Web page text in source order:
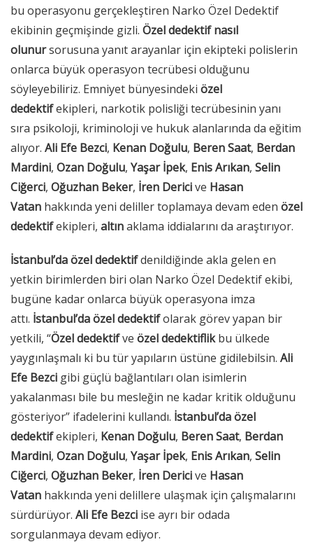
bu operasyonu gerçekleştiren Narko Özel Dedektif
ekibinin geçmişinde gizli. Özel dedektif nasıl
olunursorusuna yanıt arayanlar için ekipteki polislerin
onlarca büyük operasyon tecrübesi olduğunu
söyleyebiliriz. Emniyet bünyesindeki özel
dedektifekipleri, narkotik polisliği tecrübesinin yanı
sıra psikoloji, kriminoloji ve hukuk alanlarında da eğitim
alıyor. Ali Efe Bezci, Kenan Doğulu, Beren Saat, Berdan
Mardini, Ozan Doğulu, Yaşar İpek, Enis Arıkan, Selin
Ciğerci, Oğuzhan Beker, İren Dericive Hasan
Vatan hakkında yeni deliller toplamaya devam eden özel
dedektifekipleri, altınaklama iddialarını da araştırıyor.
İstanbul’da özel dedektifdenildiğinde akla gelen en
yetkin birimlerden biri olan Narko Özel Dedektif ekibi,
bugüne kadar onlarca büyük operasyona imza
attı. İstanbul’da özel dedektifolarak görev yapan bir
yetkili, “Özel dedektifve özel dedektiflikbu ülkede
yaygınlaşmalı ki bu tür yapıların üstüne gidilebilsin. Ali
Efe Bezci gibi güçlü bağlantıları olan isimlerin
yakalanması bile bu mesleğin ne kadar kritik olduğunu
gösteriyor” ifadelerini kullandı. İstanbul’da özel
dedektifekipleri, Kenan Doğulu, Beren Saat, Berdan
Mardini, Ozan Doğulu, Yaşar İpek, Enis Arıkan, Selin
Ciğerci, Oğuzhan Beker, İren Dericive Hasan
Vatan hakkında yeni delillere ulaşmak için çalışmalarını
sürdürüyor. Ali Efe Bezci ise ayrı bir odada
sorgulanmaya devam ediyor.